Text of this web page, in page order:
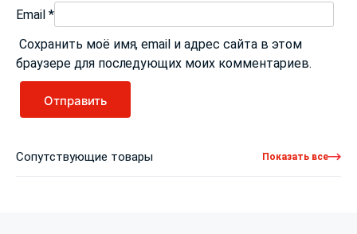
Email *
Сохранить моё имя, email и адрес сайта в этом
браузере для последующих моих комментариев.
Сопутствующие товары Показать все